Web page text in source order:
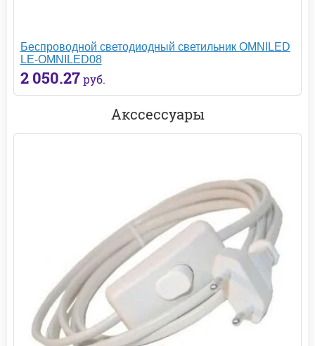
Беспроводной светодиодный светильник OMNILED
LE-OMNILED08
2 050.27 руб.
Акссессуары